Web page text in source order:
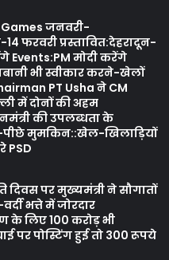
जनवरी-
फरवरी प्रस्तावित:देहरादून-
Events:PM मोदी करेंगे
भी स्वीकार करने-खेलों
PT Usha ने CM
में दोनों की अहम
की उपलब्धता के
पीछे मुमकिन::खेल-खिलाड़ियों
PSD
दिवस पर मुख्यमंत्री ने सौगातों
भत्ते में जोरदार
के लिए 100 करोड़ भी
पर पोस्टिंग हुई तो 300 रूपये